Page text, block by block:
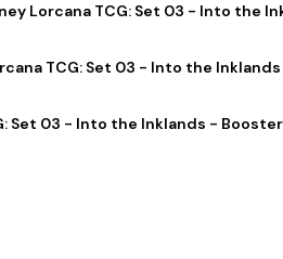
Lorcana TCG: Set 03 - Into the
TCG: Set 03 - Into the
Set 03 - Into the Inklands -